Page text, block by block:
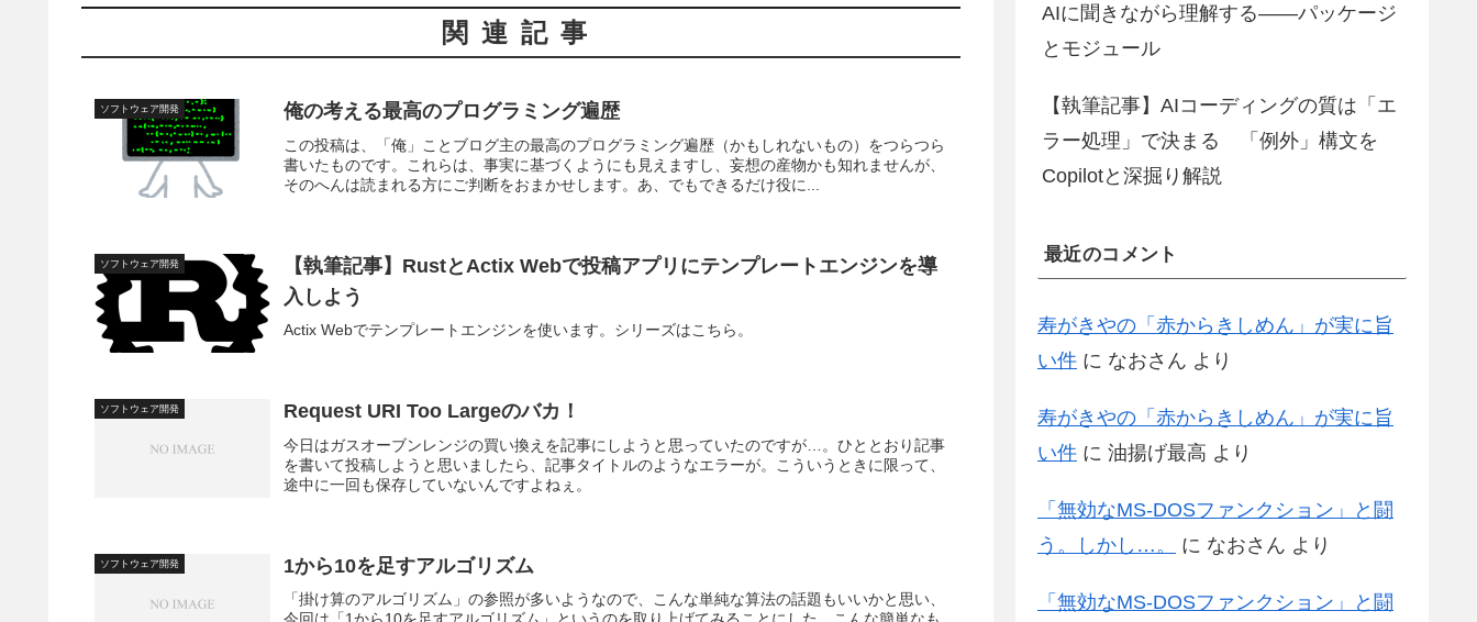
関連記事
ソフトウェア開発 俺の考える最高のプログラミング遍歴
この投稿は、「俺」ことブログ主の最高のプログラミング遍歴（かもしれないもの）をつらつら
書いたものです。これらは、事実に基づくようにも見えますし、妄想の産物かも知れませんが、
そのへんは読まれる方にご判断をおまかせします。あ、でもできるだけ役に...
ソフトウェア開発
【執筆記事】RustとActix Webで投稿アプリにテンプレートエンジンを導
入しよう
Actix Webでテンプレートエンジンを使います。シリーズはこちら。
ソフトウェア開発 Request URI Too Largeのバカ！
今日はガスオーブンレンジの買い換えを記事にしようと思っていたのですが…。ひととおり記事
を書いて投稿しようと思いましたら、記事タイトルのようなエラーが。こういうときに限って、
途中に一回も保存していないんですよねぇ。
ソフトウェア開発 1から10を足すアルゴリズム
「掛け算のアルゴリズム」の参照が多いようなので、こんな単純な算法の話題もいいかと思い、
AIに聞きながら理解する――パッケージ
とモジュール
【執筆記事】AIコーディングの質は「エ
ラー処理」で決まる 「例外」構文を
Copilotと深掘り解説
最近のコメント
寿がきやの「赤からきしめん」が実に旨
い件 に なおさん より
寿がきやの「赤からきしめん」が実に旨
い件 に 油揚げ最高 より
「無効なMS-DOSファンクション」と闘
う。しかし…。
に なおさん より
「無効なMS-DOSファンクション」と闘